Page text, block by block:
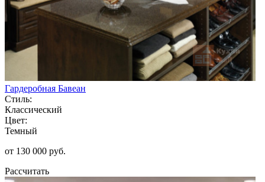
Гардеробная Бавеан
Стиль:
Классический
Цвет:
Темный
от 130 000 руб.
Рассчитать